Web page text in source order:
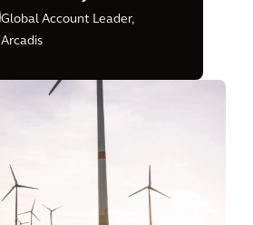
Global Account Leader,
Arcadis